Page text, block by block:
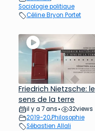
Sociologie politique
Céline Bryon Portet
Friedrich Nietzsche: le
sens de la terre
il y a 7 ans • 32views
2019-20,Philosophie
Sébastien Allali